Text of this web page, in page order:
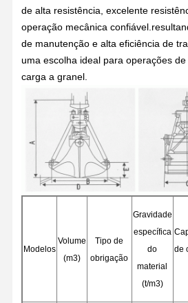
Casa Produtos
Fábrica
Controle De
Qualidade
de alta resistência, excelente
operação mecânica
de manutenção e alta eficiência de
uma escolha ideal para operações
carga a granel.
Modelos
Volume
(m3)
Tipo de
obrigação
Gravidade
específica
do
material
(t/m3)
de